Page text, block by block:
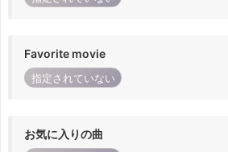
Favorite movie
指定されていない
お気に入りの曲